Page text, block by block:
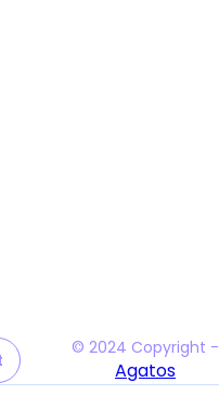
© 2024 Copyright -
Agatos